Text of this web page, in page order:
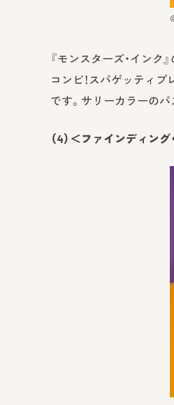
『モンスターズ・イン
コンビ！スパゲッティプ
です。サリーカラーの
（4）＜ファインディン